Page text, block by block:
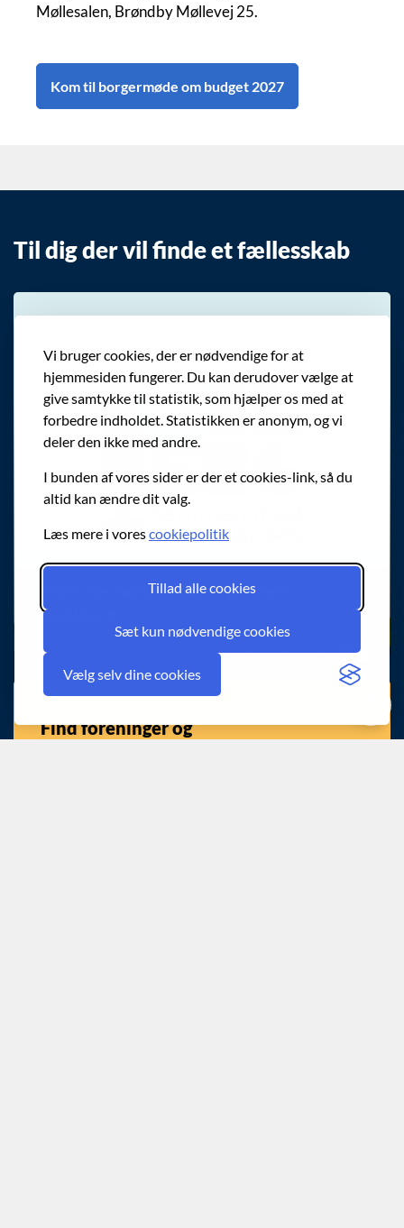
Vi bruger cookies, der er nødvendige for at
hjemmesiden fungerer. Du kan derudover vælge at
give samtykke til statistik, som hjælper os med at
forbedre indholdet. Statistikken er anonym, og vi
deler den ikke med andre.
I bunden af vores sider er der et cookies-link, så du
altid kan ændre dit valg.
Læs mere i vorescookiepolitik
Tillad alle cookies
Sæt kun nødvendige cookies
Vælg selv dine cookies
Møllesalen, Brøndby Møllevej 25.
Kom til borgermøde om budget 2027
Til dig der vil finde et fællesskab
Find nye fællesskaber gennem
Boblberg
Find foreninger og
Spørg chatbotten